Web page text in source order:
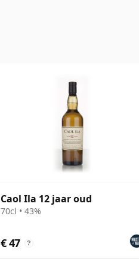
Caol Ila 12 jaar oud
70cl • 43%
€ 47 ?